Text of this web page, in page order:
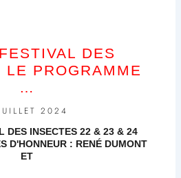
DES
LE PROGRAMME
…
2024
DES INSECTES 22 & 23 & 24
D'HONNEUR : RENÉ DUMONT
ET